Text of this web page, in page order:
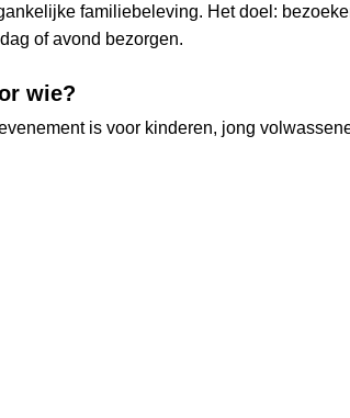
familiebeleving. Het doel:
of avond bezorgen.
wie?
is voor kinderen, jong